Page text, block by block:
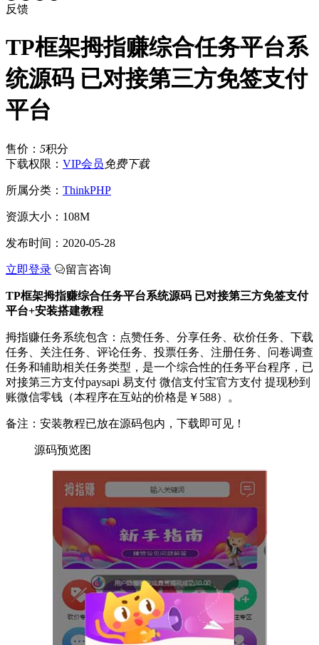
反馈
TP框架拇指赚综合任务平台系
统源码 已对接第三方免签支付
平台
售价： 5积分
下载权限： VIP会员免费下载
所属分类： ThinkPHP
资源大小： 108M
发布时间： 2020-05-28
立即登录 留言咨询
TP框架拇指赚综合任务平台系统源码 已对接第三方免签支付
平台+安装搭建教程
拇指赚任务系统包含：点赞任务、分享任务、砍价任务、下载
任务、关注任务、评论任务、投票任务、注册任务、问卷调查
任务和辅助相关任务类型，是一个综合性的任务平台程序，已
对接第三方支付paysapi 易支付 微信支付宝官方支付 提现秒到
账微信零钱（本程序在互站的价格是￥588）。
备注：安装教程已放在源码包内，下载即可见！
源码预览图